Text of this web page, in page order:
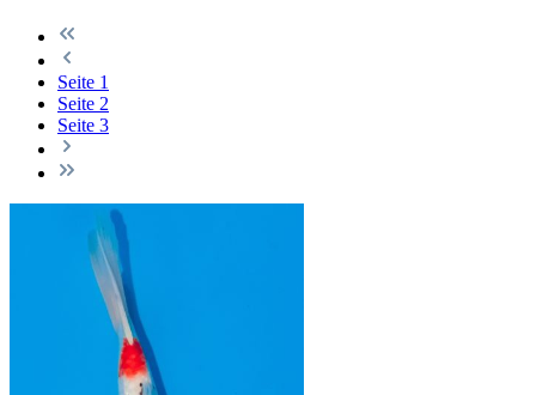
Seite 1
Seite 2
Seite 3